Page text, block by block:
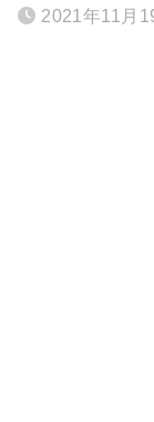
2021年11月